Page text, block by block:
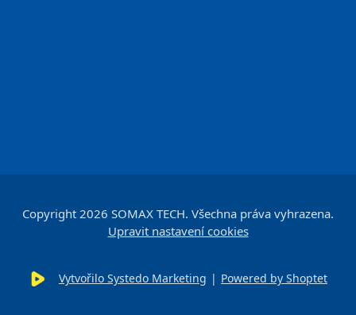
Vytvořilo Systedo Marketing | Powered by Shoptet
Copyright 2026 SOMAX TECH. Všechna práva vyhrazena.
Upravit nastavení cookies